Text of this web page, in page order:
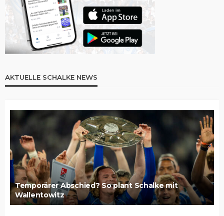
AKTUELLE SCHALKE NEWS
Temporärer Abschied? So plant Schalke mit
Wallentowitz